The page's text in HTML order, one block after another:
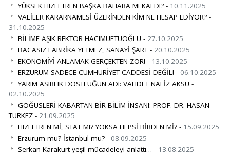
YÜKSEK HIZLI TREN BAŞKA BAHARA MI KALDI? - 10.11.2025
VALİLER KARARNAMESİ ÜZERİNDEN KİM NE HESAP EDİYOR? -
31.10.2025
BİLİME AŞIK REKTÖR HACIMÜFTÜOĞLU - 27.10.2025
BACASIZ FABRİKA YETMEZ, SANAYİ ŞART - 20.10.2025
EKONOMİYİ ANLAMAK GERÇEKTEN ZOR! - 13.10.2025
ERZURUM SADECE CUMHURİYET CADDESİ DEĞİL! - 06.10.2025
YARIM ASIRLIK DOSTLUĞUN ADI: VAHDET NAFİZ AKSU -
02.10.2025
GÖĞÜSLERİ KABARTAN BİR BİLİM İNSANI: PROF. DR. HASAN
TÜRKEZ - 21.09.2025
HIZLI TREN Mİ, STAT MI? YOKSA HEPSİ BİRDEN Mİ? - 15.09.2025
Erzurum mu? İstanbul mu? - 08.09.2025
Serkan Karakurt yeşil mücadeleyi anlattı… - 13.08.2025